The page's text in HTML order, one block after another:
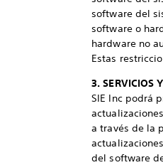
software del
software o
hardware no
Estas
3. SERVICIOS
SIE Inc podrá
a través de la
del software